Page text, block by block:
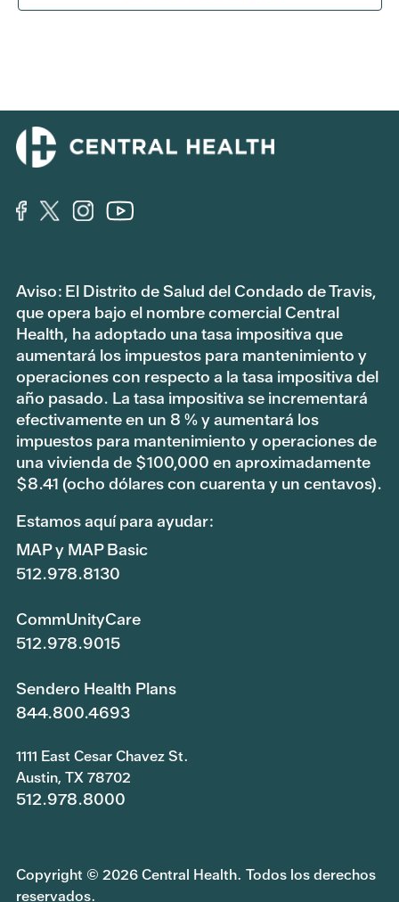
Aviso: El Distrito de Salud del Condado de Travis,
que opera bajo el nombre comercial Central
Health, ha adoptado una tasa impositiva que
aumentará los impuestos para mantenimiento y
operaciones con respecto a la tasa impositiva del
año pasado. La tasa impositiva se incrementará
efectivamente en un 8 % y aumentará los
impuestos para mantenimiento y operaciones de
una vivienda de $100,000 en aproximadamente
$8.41 (ocho dólares con cuarenta y un centavos).
Estamos aquí para ayudar:
MAP y MAP Basic
512.978.8130
CommUnityCare
512.978.9015
Sendero Health Plans
844.800.4693
1111 East Cesar Chavez St.
Austin, TX 78702
512.978.8000
Copyright © 2026 Central Health. Todos los derechos
reservados.